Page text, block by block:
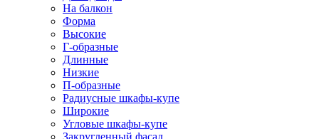
На балкон
Форма
Высокие
Г-образные
Длинные
Низкие
П-образные
Радиусные шкафы-купе
Широкие
Угловые шкафы-купе
Закругленный фасад